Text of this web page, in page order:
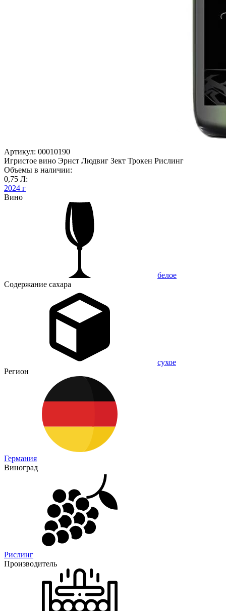
Артикул: 00010190
Игристое вино Эрнст Людвиг Зект Трокен Рислинг
Объемы в наличии:
0,75 Л:
2024 г
Вино
белое
Содержание сахара
сухое
Регион
Германия
Виноград
Рислинг
Производитель